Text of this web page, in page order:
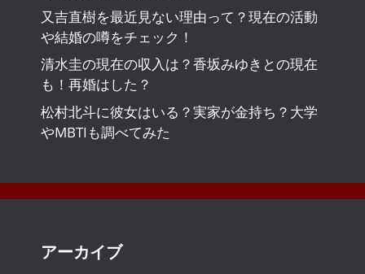
又吉直樹を最近見ない理由って？現在の活動
や結婚の噂をチェック！
清水圭の現在の収入は？香坂みゆきとの現在
も！再婚はした？
松村北斗に彼女はいる？実家が金持ち？大学
やMBTIも調べてみた
アーカイブ